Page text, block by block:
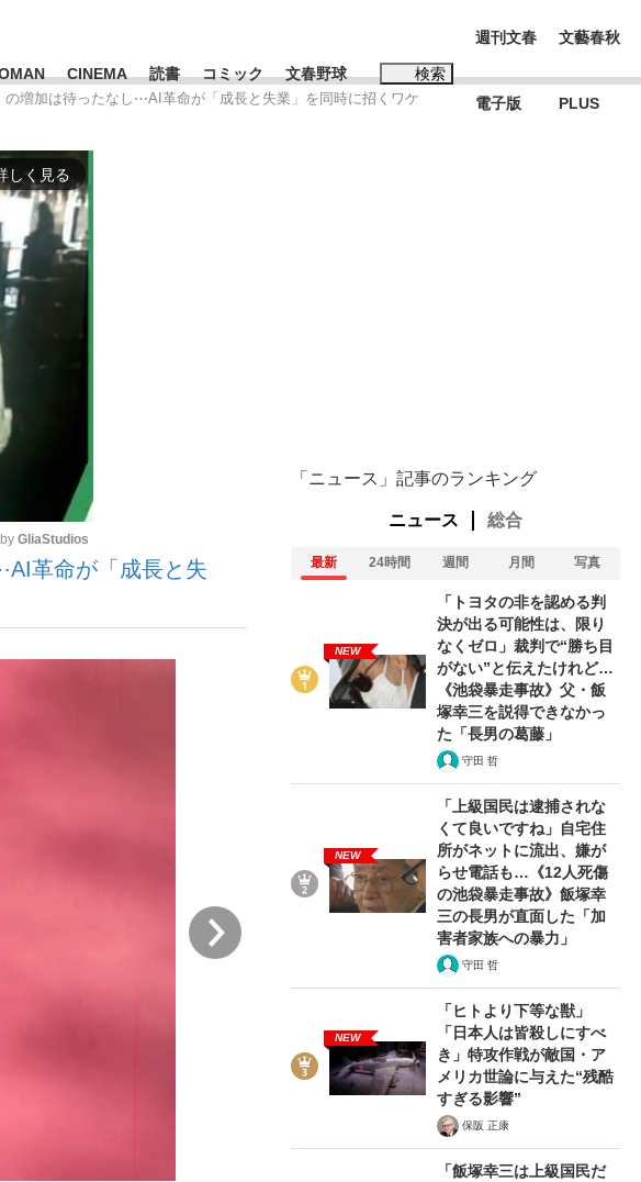
は失敗する。でも…」本田圭佑が初めて明かした日本代表監督に...
分析は一切聞かれなかった」侍ジャパン選手が証言した“NPB聞...
観る将棋、読む将棋
CINEMA 読書 コミック 文春野球 検索
城彰二 #内田有紀
週刊文春
電子版
文藝春秋
PLUS
増加は待ったなし⋯AI革命が「成長と失業」を同時に招くワケ
しく見る
GliaStudios
革命が「成長と失
「ニュース」記事のランキング
ニュース 総合
最新 24時間 週間 月間 写真
NEW
「トヨタの非を認める判
決が出る可能性は、限り
なくゼロ」裁判で“勝ち目
がない”と伝えたけれど…
《池袋暴走事故》父・飯
塚幸三を説得できなかっ
た「長男の葛藤」
守田 哲
NEW
「上級国民は逮捕されな
くて良いですね」自宅住
所がネットに流出、嫌が
らせ電話も…《12人死傷
の池袋暴走事故》飯塚幸
三の長男が直面した「加
害者家族への暴力」
守田 哲
NEW
「ヒトより下等な獣」
「日本人は皆殺しにすべ
き」特攻作戦が敵国・ア
メリカ世論に与えた“残酷
すぎる影響”
保阪 正康
「飯塚幸三は上級国民だ